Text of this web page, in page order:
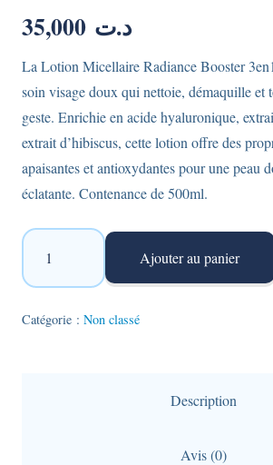
د.ت
La Lotion Micellaire Radiance Booster
soin visage doux qui nettoie, démaquille et
geste. Enrichie en acide hyaluronique,
extrait d’hibiscus, cette lotion offre des
apaisantes et antioxydantes pour une peau
éclatante. Contenance de 500ml.
quantité
Lotion
micellaire
Ajouter au panier
Catégorie : Non classé
Description
Avis (0)